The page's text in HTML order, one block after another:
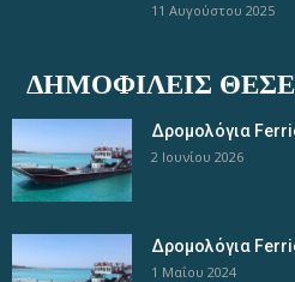
11 Αυγούστου 2025
ΔΗΜΟΦΙΛΕΊΣ
Δρομολόγια
2 Ιουνίου 2026
Δρομολόγια
1 Μαΐου 2024